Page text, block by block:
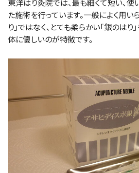
東洋はり灸院では、最も細くて短い、使
た施術を行っています。一般によく用い
り」ではなく、とても柔らかい「銀のはり
体に優しいのが特徴です。